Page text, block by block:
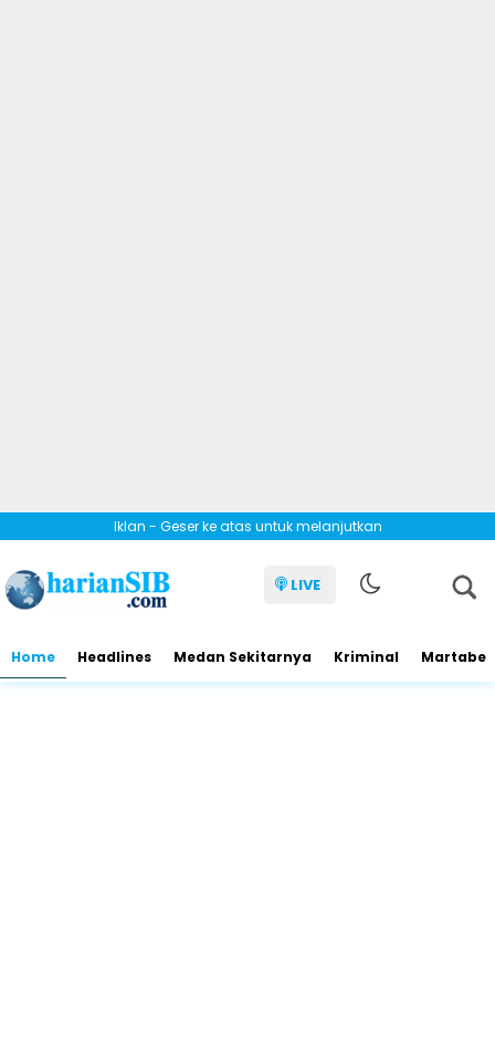
Iklan - Geser ke atas untuk melanjutkan
LIVE
Home Headlines Medan Sekitarnya Kriminal Martabe